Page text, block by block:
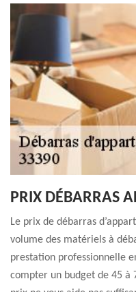
PRIX DÉBARRAS
Le prix de débarras
volume des matériels à
prestation professionnelle
compter un budget de 45 à